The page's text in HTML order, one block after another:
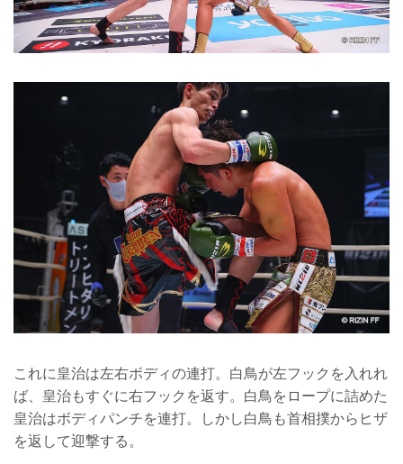
これに皇治は左右ボディの連打。白鳥が左フックを入れれ
ば、皇治もすぐに右フックを返す。白鳥をロープに詰めた
皇治はボディパンチを連打。しかし白鳥も首相撲からヒザ
を返して迎撃する。